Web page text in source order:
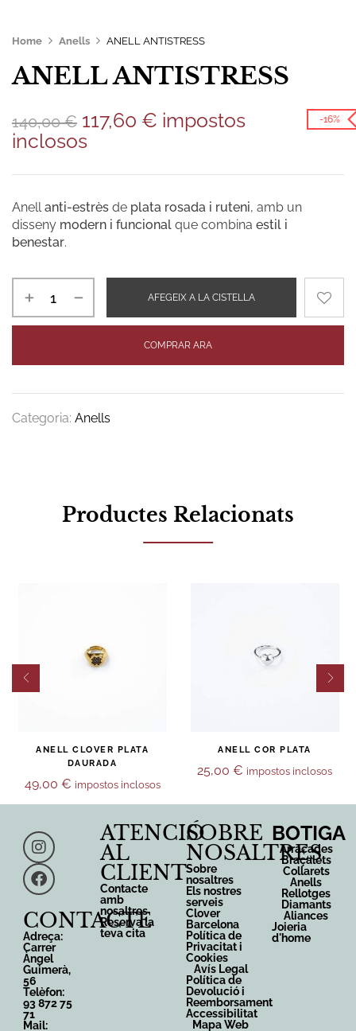
Home Anells ANELL ANTISTRESS
ANELL ANTISTRESS
140,00€ 117,60 € impostos
inclosos
-16%
Anellanti-estrès de plata rosada i ruteni, amb un
disseny modern i funcional que combina estil i
benestar.
AFEGEIX A LA CISTELLA
COMPRAR ARA
Categoria: Anells
Productes Relacionats
ANELL CLOVER PLATA
DAURADA
49,00 € impostos inclosos
ANELL COR PLATA
25,00 € impostos inclosos
CONTACTE
Adreça:
Carrer
Àngel
Guimerà,
56
Telèfon:
93 872 75
71
Mail:
ATENCIÓ
AL
CLIENT
Contacte
amb
nosaltres
Reserva la
teva cita
SOBRE
NOSALTRES
Sobre
nosaltres
Els nostres
serveis
Clover
Barcelona
Política de
Privacitat i
Cookies
Avís Legal
Política de
Devolució i
Reemborsament
Accessibilitat
Mapa Web
BOTIGA
Arracades
Braçalets
Collarets
Anells
Rellotges
Diamants
Aliances
Joieria
d'home